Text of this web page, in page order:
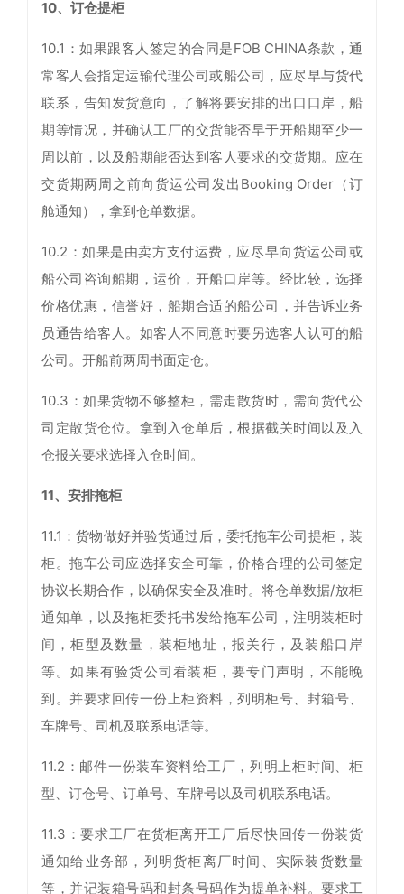
10、订仓提柜
10.1：如果跟客人签定的合同是FOB CHINA条款，通
常客人会指定运输代理公司或船公司，应尽早与货代
联系，告知发货意向，了解将要安排的出口口岸，船
期等情况，并确认工厂的交货能否早于开船期至少一
周以前，以及船期能否达到客人要求的交货期。应在
交货期两周之前向货运公司发出Booking Order（订
舱通知），拿到仓单数据。
10.2：如果是由卖方支付运费，应尽早向货运公司或
船公司咨询船期，运价，开船口岸等。经比较，选择
价格优惠，信誉好，船期合适的船公司，并告诉业务
员通告给客人。如客人不同意时要另选客人认可的船
公司。开船前两周书面定仓。
10.3：如果货物不够整柜，需走散货时，需向货代公
司定散货仓位。拿到入仓单后，根据截关时间以及入
仓报关要求选择入仓时间。
11、安排拖柜
11.1：货物做好并验货通过后，委托拖车公司提柜，装
柜。拖车公司应选择安全可靠，价格合理的公司签定
协议长期合作，以确保安全及准时。将仓单数据/放柜
通知单，以及拖柜委托书发给拖车公司，注明装柜时
间，柜型及数量，装柜地址，报关行，及装船口岸
等。如果有验货公司看装柜，要专门声明，不能晚
到。并要求回传一份上柜资料，列明柜号、封箱号、
车牌号、司机及联系电话等。
11.2：邮件一份装车资料给工厂，列明上柜时间、柜
型、订仓号、订单号、车牌号以及司机联系电话。
11.3：要求工厂在货柜离开工厂后尽快回传一份装货
通知给业务部，列明货柜离厂时间、实际装货数量
等，并记装箱号码和封条号码作为提单补料。要求工